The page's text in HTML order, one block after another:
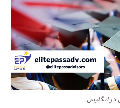
در انگلیس